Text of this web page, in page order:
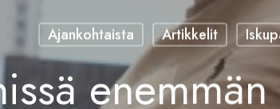
Ajankohtaista Artikkelit